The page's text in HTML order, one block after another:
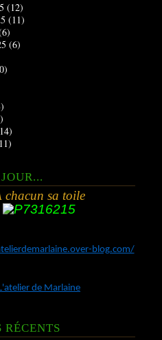
(12)
(11)
(6)
chacun sa toile
blog.com/
de Marlaine
RÉCENTS